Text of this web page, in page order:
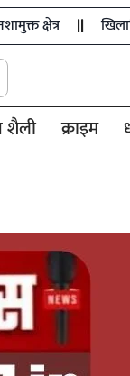
खिलाड़ियों का लंबा
शैली क्राइम